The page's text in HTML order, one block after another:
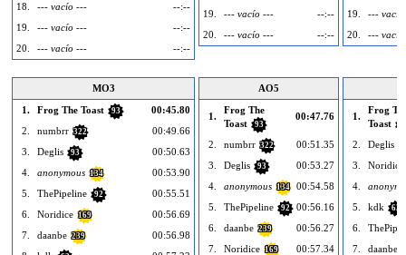
18.
--- vacío ---
--:--
19.
--- vacío ---
--:--
20.
--- vacío --- --:--
19.
--- vacío ---
--:--
20.
--- vacío --- --:--
19.
---
20.
---
MO3
1.
Frog The Toast 93
00:45.80
2.
numbrr 322
00:49.66
3.
Deglis 93
00:50.63
4.
anonymous 134
00:53.90
5.
ThePipeline 92
00:55.51
6.
Noridice 169
00:56.69
7.
daanbe 239
00:56.98
AO5
1.
Frog The
Toast
93
00:47.76
2. numbrr 322
00:51.35
3.
Deglis 93
00:53.27
4.
anonymous 134
00:54.58
5.
ThePipeline 92
00:56.16
6.
daanbe 239
00:56.27
7.
Noridice 169
00:57.34
1.
Frog
Toast
2. Deglis
3.
Noridice
4.
5.
kdk 63
6.
7.
daanbe